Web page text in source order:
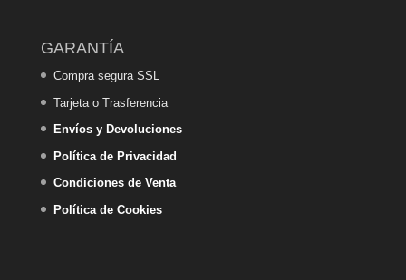
GARANTÍA
Compra segura SSL
Tarjeta o Trasferencia
Envíos y Devoluciones
Política de Privacidad
Condiciones de Venta
Política de Cookies